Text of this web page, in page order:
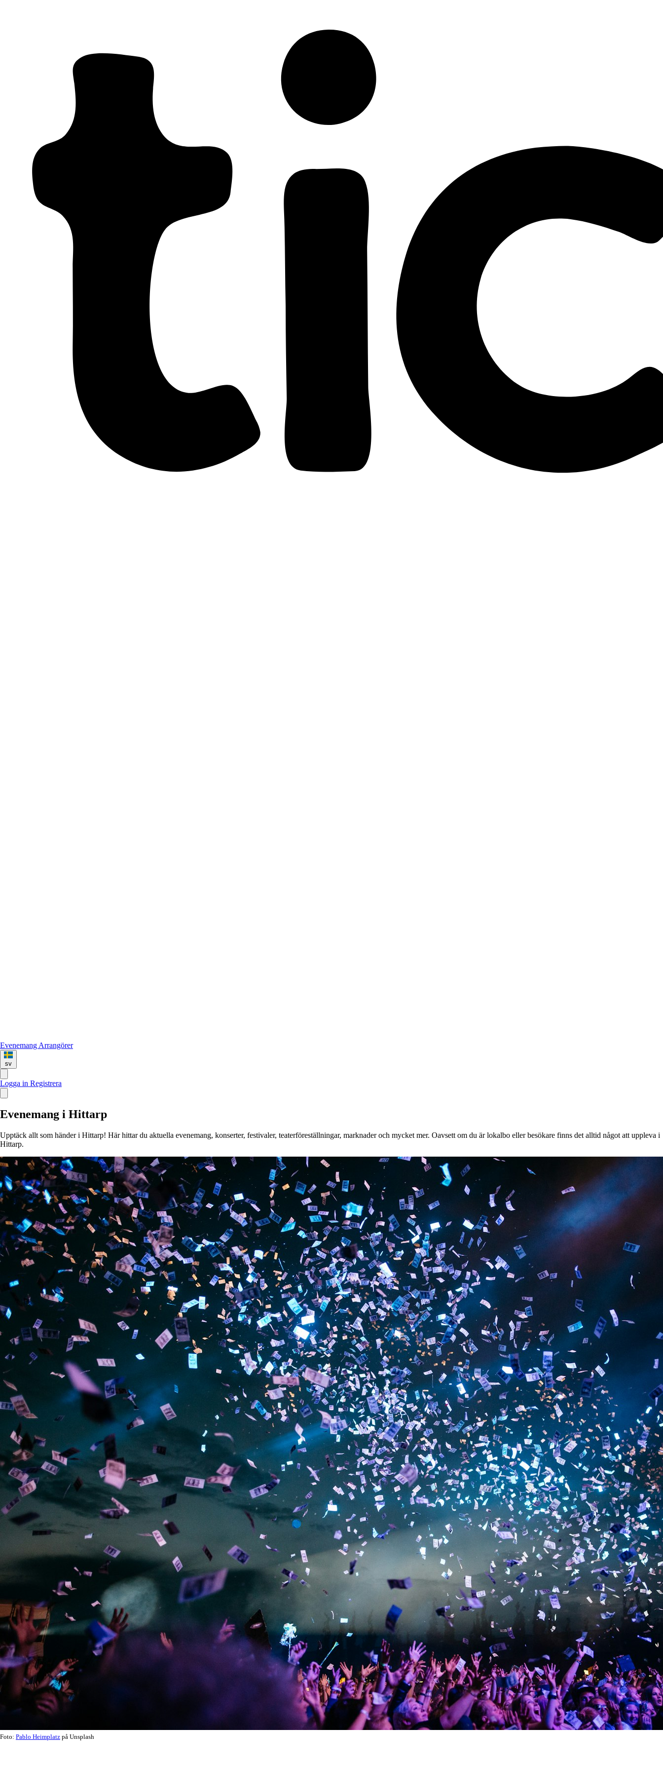
Evenemang Arrangörer
sv
Logga in Registrera
Evenemang i Hittarp
Upptäck allt som händer i Hittarp! Här hittar du aktuella evenemang, konserter, festivaler, teaterföreställningar, marknader och mycket mer. Oavsett om du är lokalbo eller besökare finns det alltid något att uppleva i
Hittarp.
Foto: Pablo Heimplatz på Unsplash